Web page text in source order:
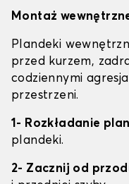
Montaż
Plandeki
przed kurzem,
codziennymi
przestrzeni.
1- Rozkładanie
plandeki.
2- Zacznij od